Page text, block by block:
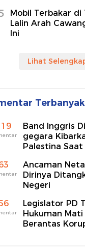
Mobil Terbakar di
Lalin Arah
Ini
Lihat
Terbanyak
Band Inggris
gegara
Palestina Saat
Ancaman
Dirinya
Negeri
Legislator PD
Hukuman Mati
Berantas